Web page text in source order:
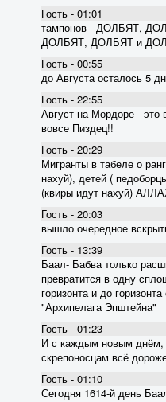
Гость - 01:01
тампонов - ДОЛБЯТ,
ДОЛБЯТ, ДОЛБЯТ и
Гость - 00:55
до Августа осталось 5
Гость - 22:55
Август на Мордоре - это
вовсе Пиздец!!
Гость - 20:29
Мигранты в табеле о
нахуй), детей (
(квиры идут нахуй)
Гость - 20:03
вышло очередное
Гость - 13:39
Баал- Бабва только
превратится в одну
горизонта и до
"Архипелага Эпштейна"
Гость - 01:23
И с каждым новым днём,
скрепоносцам всё
Гость - 01:10
Сегодня 1614-й день